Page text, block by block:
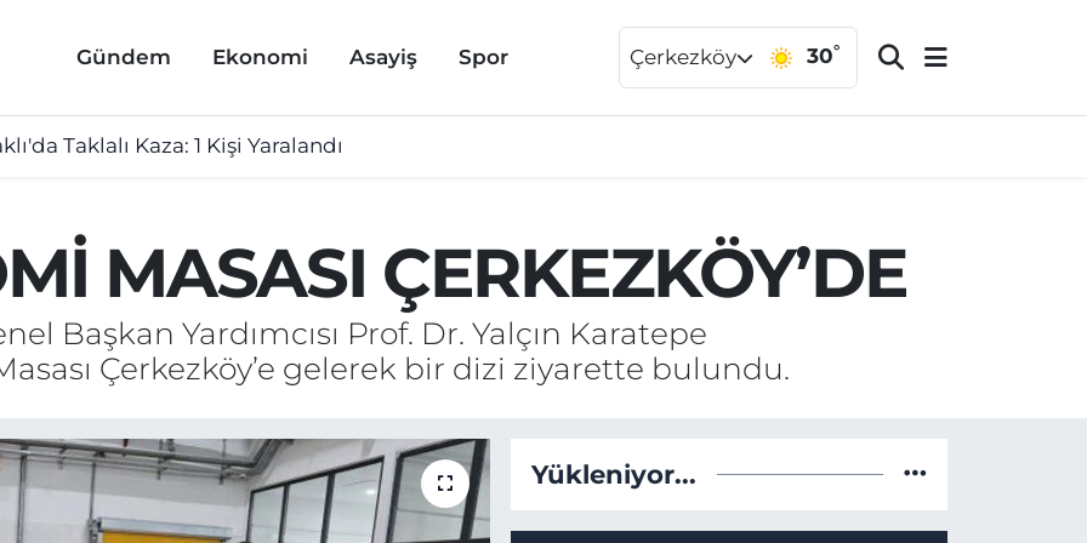
Gündem Ekonomi Asayiş Spor Çerkezköy 30°
Taklalı Kaza: 1 Kişi Yaralandı
MASASI ÇERKEZKÖY’DE
Başkan Yardımcısı Prof. Dr. Yalçın Karatepe
Çerkezköy’e gelerek bir dizi ziyarette bulundu.
Yükleniyor...